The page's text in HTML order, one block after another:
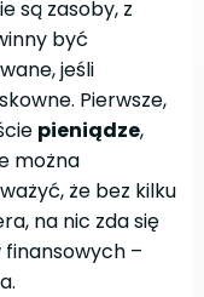
są zasoby, z
być
jeśli
Pierwsze,
pieniądze,
można
że bez kilku
na nic zda się
–